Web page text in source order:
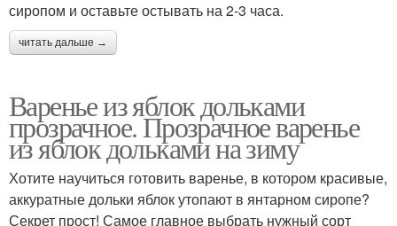
сиропом и оставьте остывать на 2-3 часа.
читать дальше →
Варенье из яблок дольками
прозрачное. Прозрачное варенье
из яблок дольками на зиму
Хотите научиться готовить варенье, в котором красивые,
аккуратные дольки яблок утопают в янтарном сиропе?
Секрет прост! Самое главное выбрать нужный сорт